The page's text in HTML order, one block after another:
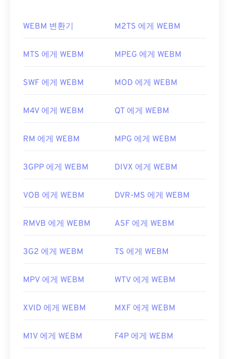
여러 플랫폼에서
VLC 미디어 플레이어는RMI 파일
서는 vanBasco's Karaoke Player ,Windows Media
개발자: MIDI 제조업체 협회
https://en.wikipedia.org/wiki/MIDI
WEBM 파일을 어떻게 여나요?
VLC 미디어 플레이어 MPlayer는모든 운영 체제
을 여는 다른 좋은 방법으로는 Microsoft Windows
Winamp Elmedia가
Microsoft 브라우저에는 WebM코덱이내장되어 있
니다.
개발자:
Google ; CoreCodec, Inc
.
유용한 링크:
https://tools.google.com/dlpage/webmmf/
WEBM 변환기 M2TS 에게 WEBM
MTS 에게 WEBM MPEG 에게 WEBM
SWF 에게 WEBM MOD 에게 WEBM
M4V 에게 WEBM QT 에게 WEBM
RM 에게 WEBM MPG 에게 WEBM
3GPP 에게 WEBM DIVX 에게 WEBM
VOB 에게 WEBM DVR-MS 에게 WEBM
RMVB 에게 WEBM ASF 에게 WEBM
3G2 에게 WEBM TS 에게 WEBM
MPV 에게 WEBM WTV 에게 WEBM
XVID 에게 WEBM MXF 에게 WEBM
M1V 에게 WEBM F4P 에게 WEBM